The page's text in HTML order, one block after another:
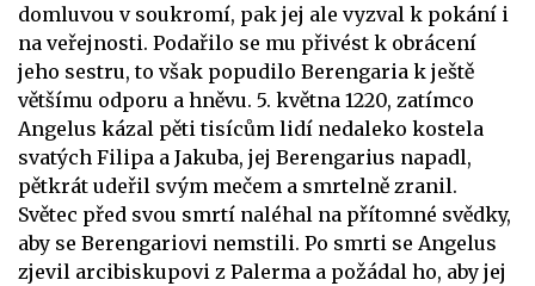
domluvou v soukromí, pak jej ale vyzval k pokání i
na veřejnosti. Podařilo se mu přivést k obrácení
jeho sestru, to však popudilo Berengaria k ještě
většímu odporu a hněvu. 5. května 1220, zatímco
Angelus kázal pěti tisícům lidí nedaleko kostela
svatých Filipa a Jakuba, jej Berengarius napadl,
pětkrát udeřil svým mečem a smrtelně zranil.
Světec před svou smrtí naléhal na přítomné svědky,
aby se Berengariovi nemstili. Po smrti se Angelus
zjevil arcibiskupovi z Palerma a požádal ho, aby jej